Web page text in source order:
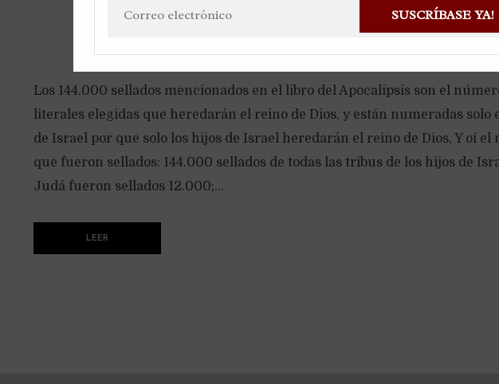
Los 144.000 sellados mencionados en el libro del Apocalipsis son el
literales elegidas que heredarán el reino de Dios, y están numeradas solo
de Israel por que solo los hijos de Israel heredarán el reino de Dios, Y oí el
que fueron sellados: 144.000 sellados de todas las tribus de los hijos de
Judá fueron sellados 12.000;...
LEER
SUSCRÍBASE YA!